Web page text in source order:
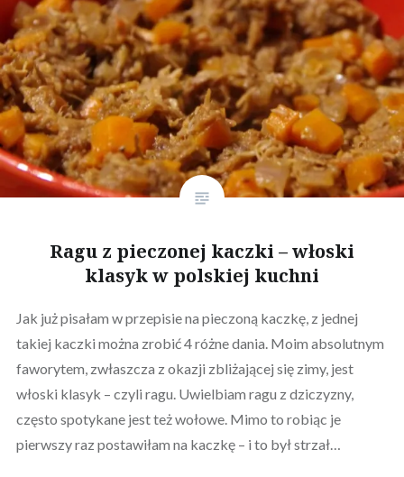
Ragu z pieczonej kaczki – włoski
klasyk w polskiej kuchni
Jak już pisałam w przepisie na pieczoną kaczkę, z jednej
takiej kaczki można zrobić 4 różne dania. Moim absolutnym
faworytem, zwłaszcza z okazji zbliżającej się zimy, jest
włoski klasyk – czyli ragu. Uwielbiam ragu z dziczyzny,
często spotykane jest też wołowe. Mimo to robiąc je
pierwszy raz postawiłam na kaczkę – i to był strzał…